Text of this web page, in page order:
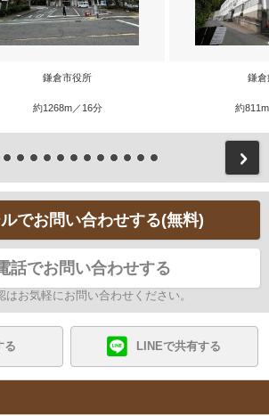
鎌倉市役所
約1268m／16分
鎌倉
約
でお問い合わせする(無料)
話でお問い合わせする
はお気軽にお問い合わせください。
る LINEで共有する